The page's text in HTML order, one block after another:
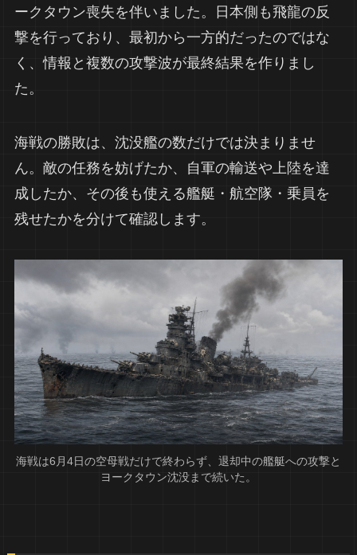
ークタウン喪失を伴いました。日本側も飛龍の反
撃を行っており、最初から一方的だったのではな
く、情報と複数の攻撃波が最終結果を作りまし
た。
海戦の勝敗は、沈没艦の数だけでは決まりませ
ん。敵の任務を妨げたか、自軍の輸送や上陸を達
成したか、その後も使える艦艇・航空隊・乗員を
残せたかを分けて確認します。
海戦は6月4日の空母戦だけで終わらず、退却中の艦艇への攻撃と
ヨークタウン沈没まで続いた。